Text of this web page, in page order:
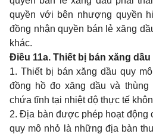
quyền với bên nhượng quyền
đồng nhận quyền bán lẻ xăng
khác.
Điều 11a. Thiết bị bán xăng
1. Thiết bị bán xăng dầu quy
đồng hồ đo xăng dầu và
chứa tĩnh tại nhiệt độ thực tế
2. Địa bàn được phép hoạt động
quy mô nhỏ là những địa bàn